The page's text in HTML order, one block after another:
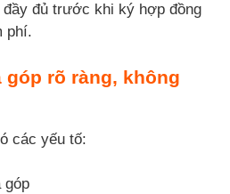
đủ trước khi ký hợp đồng
phí.
góp rõ ràng, không
các yếu tố:
góp